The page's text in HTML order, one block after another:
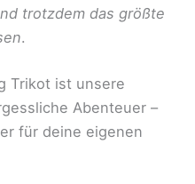
trotzdem das größte
.
Trikot ist unsere
Abenteuer –
für deine eigenen